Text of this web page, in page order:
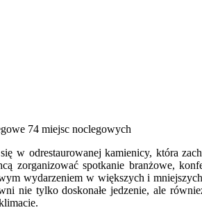
74 miejsc noclegowych
odrestaurowanej kamienicy, która
zorganizować spotkanie branżowe,
wydarzeniem w większych i
nie tylko doskonałe jedzenie, ale